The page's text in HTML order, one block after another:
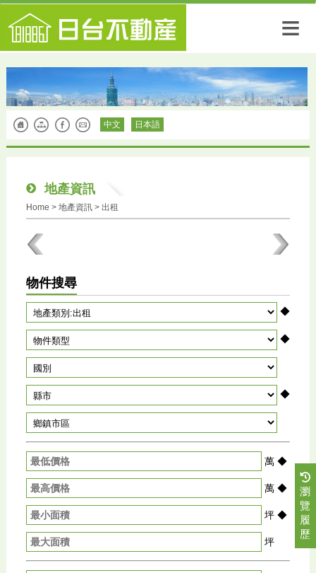
≡
中文 日本語
地產資訊
Home > 地產資訊> 出租
物件搜尋
◆
◆
◆
萬◆
萬◆
坪◆
坪
瀏
覽
履
歷